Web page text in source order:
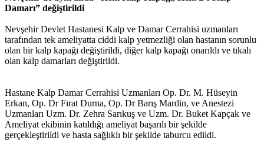
Damarı” değiştirildi
Nevşehir Devlet Hastanesi Kalp ve Damar Cerrahisi uzmanları
tarafından tek ameliyatta ciddi kalp yetmezliği olan hastanın sorunlu
olan bir kalp kapağı değiştirildi, diğer kalp kapağı onarıldı ve tıkalı
olan kalp damarları değiştirildi.
Hastane Kalp Damar Cerrahisi Uzmanları Op. Dr. M. Hüseyin
Erkan, Op. Dr Fırat Durna, Op. Dr Barış Mardin, ve Anestezi
Uzmanları Uzm. Dr. Zehra Sarıkuş ve Uzm. Dr. Buket Kapçak ve
Ameliyat ekibinin katıldığı ameliyat başarılı bir şekilde
gerçekleştirildi ve hasta sağlıklı bir şekilde taburcu edildi.